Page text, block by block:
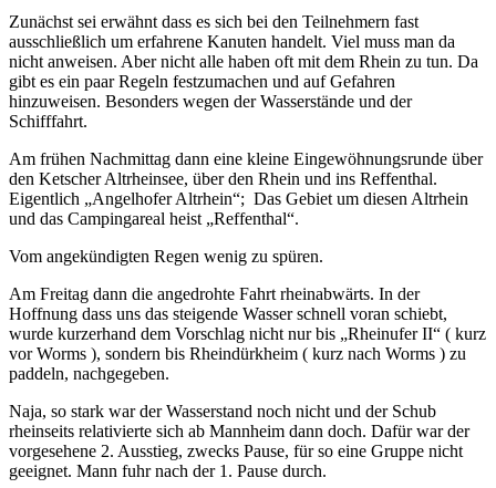
Zunächst sei erwähnt dass es sich bei den Teilnehmern fast
ausschließlich um erfahrene Kanuten handelt. Viel muss man da
nicht anweisen. Aber nicht alle haben oft mit dem Rhein zu tun. Da
gibt es ein paar Regeln festzumachen und auf Gefahren
hinzuweisen. Besonders wegen der Wasserstände und der
Schifffahrt.
Am frühen Nachmittag dann eine kleine Eingewöhnungsrunde über
den Ketscher Altrheinsee, über den Rhein und ins Reffenthal.
Eigentlich „Angelhofer Altrhein“; Das Gebiet um diesen Altrhein
und das Campingareal heist „Reffenthal“.
Vom angekündigten Regen wenig zu spüren.
Am Freitag dann die angedrohte Fahrt rheinabwärts. In der
Hoffnung dass uns das steigende Wasser schnell voran schiebt,
wurde kurzerhand dem Vorschlag nicht nur bis „Rheinufer II“ ( kurz
vor Worms ), sondern bis Rheindürkheim ( kurz nach Worms ) zu
paddeln, nachgegeben.
Naja, so stark war der Wasserstand noch nicht und der Schub
rheinseits relativierte sich ab Mannheim dann doch. Dafür war der
vorgesehene 2. Ausstieg, zwecks Pause, für so eine Gruppe nicht
geeignet. Mann fuhr nach der 1. Pause durch.